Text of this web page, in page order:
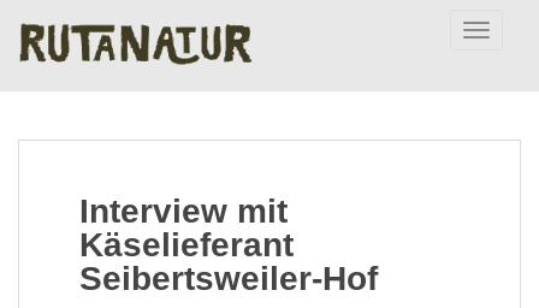
Interview mit
Käselieferant
Seibertsweiler-Hof